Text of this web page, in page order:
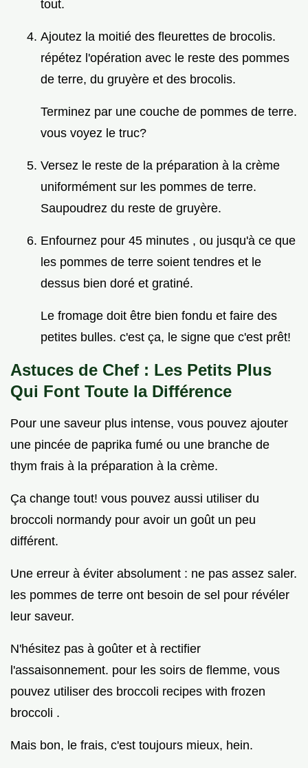
tout.
Ajoutez la moitié des fleurettes de brocolis.
répétez l'opération avec le reste des pommes
de terre, du gruyère et des brocolis.
Terminez par une couche de pommes de terre.
vous voyez le truc?
Versez le reste de la préparation à la crème
uniformément sur les pommes de terre.
Saupoudrez du reste de gruyère.
Enfournez pour 45 minutes , ou jusqu'à ce que
les pommes de terre soient tendres et le
dessus bien doré et gratiné.
Le fromage doit être bien fondu et faire des
petites bulles. c'est ça, le signe que c'est prêt!
Astuces de Chef : Les Petits Plus
Qui Font Toute la Différence
Pour une saveur plus intense, vous pouvez ajouter
une pincée de paprika fumé ou une branche de
thym frais à la préparation à la crème.
Ça change tout! vous pouvez aussi utiliser du
broccoli normandy pour avoir un goût un peu
différent.
Une erreur à éviter absolument : ne pas assez saler.
les pommes de terre ont besoin de sel pour révéler
leur saveur.
N'hésitez pas à goûter et à rectifier
l'assaisonnement. pour les soirs de flemme, vous
pouvez utiliser des broccoli recipes with frozen
broccoli .
Mais bon, le frais, c'est toujours mieux, hein.